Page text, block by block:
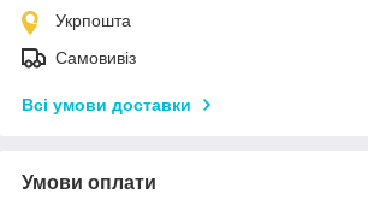
Укрпошта
Самовивіз
Всі умови доставки
Умови оплати